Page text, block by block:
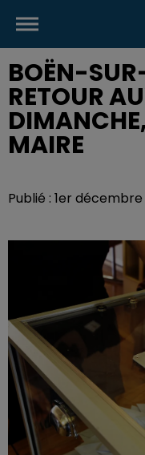
BOËN-
RETOUR
MAIRE
Publié : 1er